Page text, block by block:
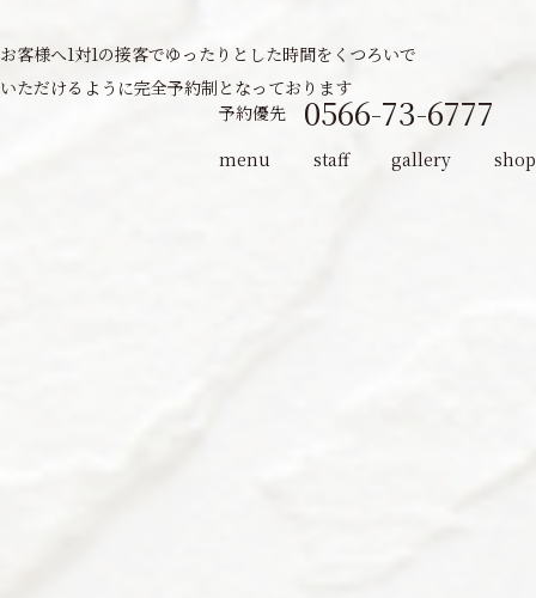
お客様へ1対1の接客でゆったりとした時間を くつろいで
いただけるように完全予約制となっております
menu staff gallery shop
予約優先 0566-73-6777